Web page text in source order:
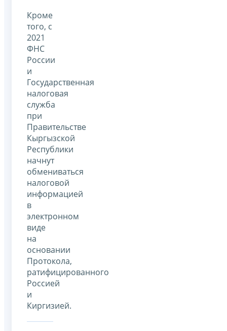
Кроме
того, с
2021
ФНС
России
и
Государственная
налоговая
служба
при
Правительстве
Кыргызской
Республики
начнут
обмениваться
налоговой
информацией
в
электронном
виде
на
основании
Протокола,
ратифицированного
Россией
и
Киргизией.